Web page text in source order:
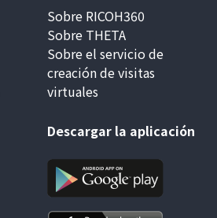
Sobre RICOH360
Sobre THETA
Sobre el servicio de
creación de visitas
virtuales
Descargar la aplicación